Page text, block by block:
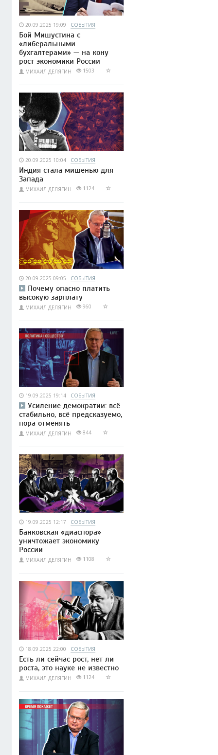
20.09.2025 19:09 СОБЫТИЯ
Бой Мишустина с
«либеральными
бухгалтерами» — на кону
рост экономики России
МИХАИЛ ДЕЛЯГИН 1503
20.09.2025 10:04 СОБЫТИЯ
Индия стала мишенью для
Запада
МИХАИЛ ДЕЛЯГИН 1124
20.09.2025 09:05 СОБЫТИЯ
Почему опасно платить
высокую зарплату
МИХАИЛ ДЕЛЯГИН 960
19.09.2025 19:14 СОБЫТИЯ
Усиление демократии: всё
стабильно, всё предсказуемо,
пора отменять
МИХАИЛ ДЕЛЯГИН 844
19.09.2025 12:17 СОБЫТИЯ
Банковская «диаспора»
уничтожает экономику
России
МИХАИЛ ДЕЛЯГИН 1108
18.09.2025 22:00 СОБЫТИЯ
Есть ли сейчас рост, нет ли
роста, это науке не известно
МИХАИЛ ДЕЛЯГИН 1124